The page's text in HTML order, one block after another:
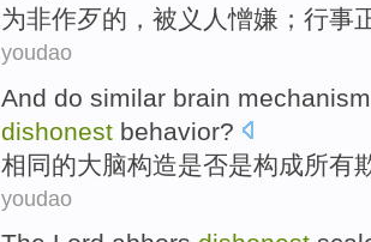
为非作歹的 ，被 义人憎嫌；行事
youdao
And do similar brain
dishonest behavior?
相同的大脑构造是否是构成所有
youdao